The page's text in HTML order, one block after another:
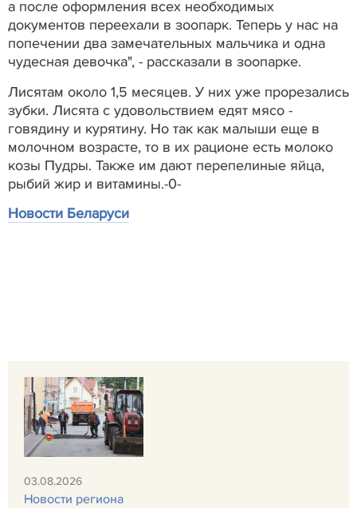
а после оформления всех необходимых
документов переехали в зоопарк. Теперь у нас на
попечении два замечательных мальчика и одна
чудесная девочка", - рассказали в зоопарке.
Лисятам около 1,5 месяцев. У них уже прорезались
зубки. Лисята с удовольствием едят мясо -
говядину и курятину. Но так как малыши еще в
молочном возрасте, то в их рационе есть молоко
козы Пудры. Также им дают перепелиные яйца,
рыбий жир и витамины.-0-
Новости Беларуси
03.08.2026
Новости региона